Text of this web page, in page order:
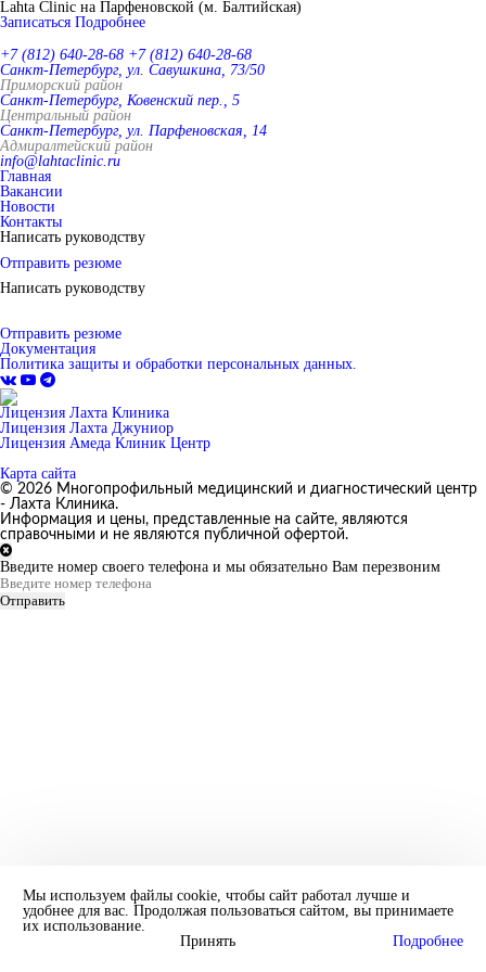
Lahta Clinic на Парфеновской (м. Балтийская)
Записаться Подробнее
+7 (812) 640-28-68 +7 (812) 640-28-68
Санкт-Петербург, ул. Савушкина, 73/50
Приморский район
Санкт-Петербург, Ковенский пер., 5
Центральный район
Санкт-Петербург, ул. Парфеновская, 14
Адмиралтейский район
info@lahtaclinic.ru
Главная
Вакансии
Новости
Контакты
Написать руководству
Отправить резюме
Написать руководству
Отправить резюме
Документация
Политика защиты и обработки персональных данных.
Лицензия Лахта Клиника
Лицензия Лахта Джуниор
Лицензия Амеда Клиник Центр
Карта сайта
© 2026 Многопрофильный медицинский и диагностический центр
- Лахта Клиника.
Информация и цены, представленные на сайте, являются
справочными и не являются публичной офертой.
Введите номер своего телефона и мы обязательно Вам перезвоним
Отправить
Мы используем файлы cookie, чтобы сайт работал лучше и
удобнее для вас. Продолжая пользоваться сайтом, вы принимаете
их использование.
Принять
Подробнее